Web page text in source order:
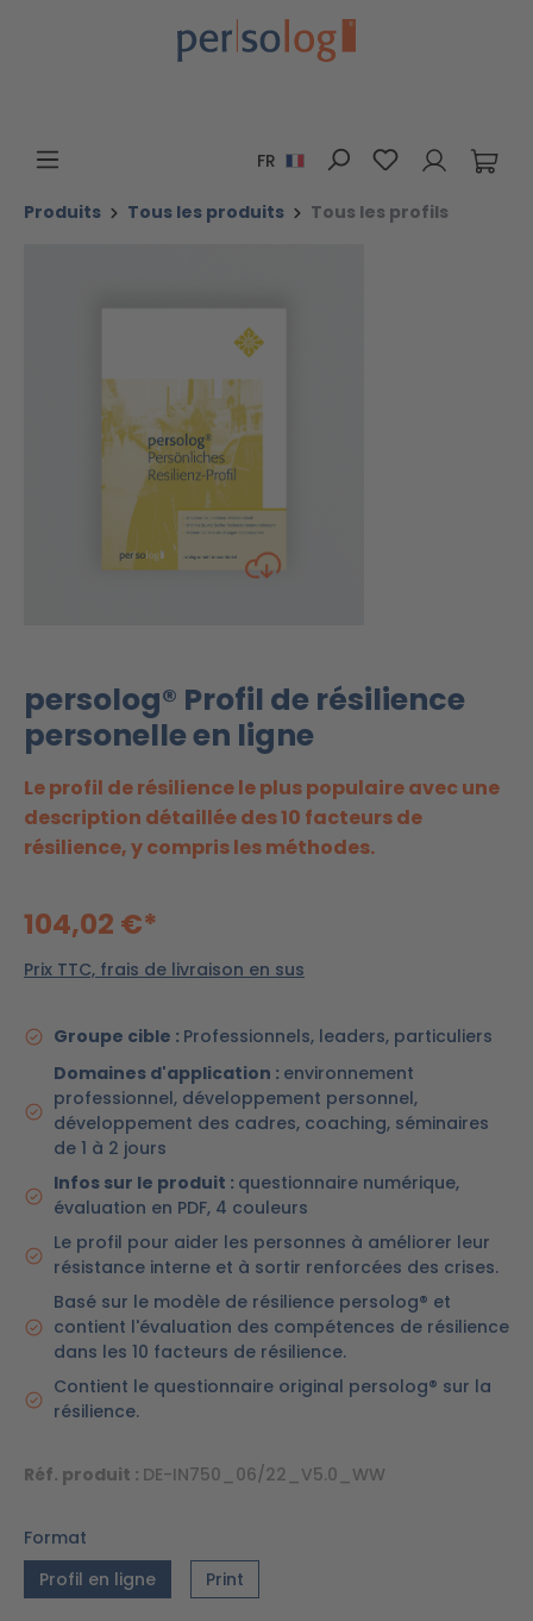
Passer au contenu principal
FR Vous avez 0
Produits Tous les produits
Tous les profils
persolog® Profil de résilience
personelle en ligne
Le profil de résilience le plus populaire avec une
description détaillée des 10 facteurs de
résilience, y compris les méthodes.
104,02 €*
Prix TTC, frais de livraison en sus
Groupe cible : Professionnels, leaders, particuliers
Domaines d'application : environnement
professionnel, développement personnel,
développement des cadres, coaching, séminaires
de 1 à 2 jours
Infos sur le produit : questionnaire numérique,
évaluation en PDF, 4 couleurs
Le profil pour aider les personnes à améliorer leur
résistance interne et à sortir renforcées des crises.
Basé sur le modèle de résilience persolog® et
contient l'évaluation des compétences de résilience
dans les 10 facteurs de résilience.
Contient le questionnaire original persolog® sur la
résilience.
Réf. produit : DE-IN750_06/22_V5.0_WW
Format
Profil en ligne
Print